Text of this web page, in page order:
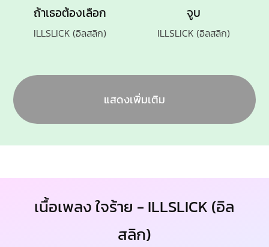
ถ้าเธอต้องเลือก
ILLSLICK (อิลสลิก)
จูบ
ILLSLICK (อิลสลิก)
แสดงเพิ่มเติม
เนื้อเพลง ใจร้าย - ILLSLICK (อิล
สลิก)